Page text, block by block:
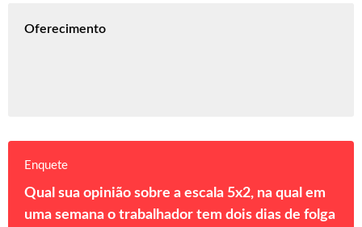
Oferecimento
Enquete
Qual sua opinião sobre a escala 5x2, na qual em
uma semana o trabalhador tem dois dias de folga